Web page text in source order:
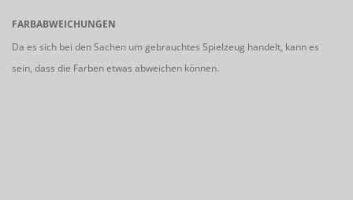
FARBABWEICHUNGEN
Da es sich bei den Sachen um gebrauchtes Spielzeug handelt, kann es
sein, dass die Farben etwas abweichen können.